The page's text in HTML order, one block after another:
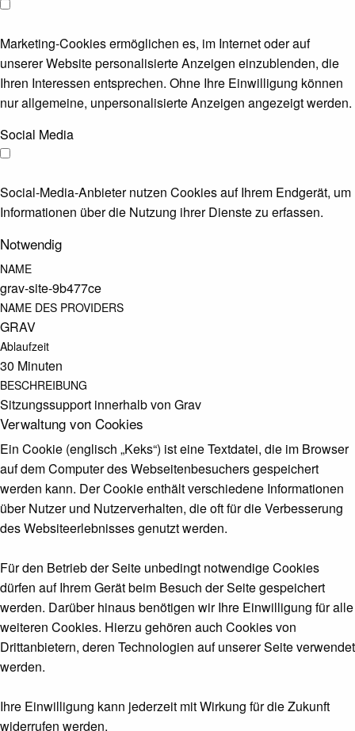
Marketing-Cookies ermöglichen es, im Internet oder auf
unserer Website personalisierte Anzeigen einzublenden, die
Ihren Interessen entsprechen. Ohne Ihre Einwilligung können
nur allgemeine, unpersonalisierte Anzeigen angezeigt werden.
Social Media
Social-Media-Anbieter nutzen Cookies auf Ihrem Endgerät, um
Informationen über die Nutzung ihrer Dienste zu erfassen.
Notwendig
NAME
grav-site-9b477ce
NAME DES PROVIDERS
GRAV
Ablaufzeit
30 Minuten
BESCHREIBUNG
Sitzungssupport innerhalb von Grav
Verwaltung von Cookies
Ein Cookie (englisch „Keks“) ist eine Textdatei, die im Browser
auf dem Computer des Webseitenbesuchers gespeichert
werden kann. Der Cookie enthält verschiedene Informationen
über Nutzer und Nutzerverhalten, die oft für die Verbesserung
des Websiteerlebnisses genutzt werden.
Für den Betrieb der Seite unbedingt notwendige Cookies
dürfen auf Ihrem Gerät beim Besuch der Seite gespeichert
werden. Darüber hinaus benötigen wir Ihre Einwilligung für alle
weiteren Cookies. Hierzu gehören auch Cookies von
Drittanbietern, deren Technologien auf unserer Seite verwendet
werden.
Ihre Einwilligung kann jederzeit mit Wirkung für die Zukunft
widerrufen werden.